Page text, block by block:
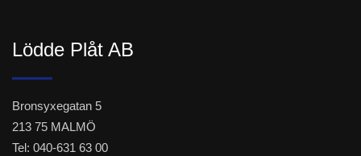
Lödde Plåt AB
Bronsyxegatan 5
213 75 MALMÖ
Tel: 040-631 63 00